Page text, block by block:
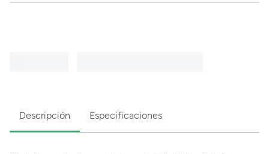
Descripción Especificaciones